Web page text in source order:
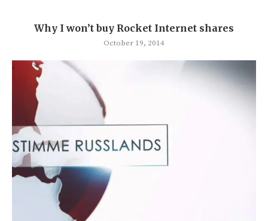
Why I won’t buy Rocket Internet shares
October 19, 2014